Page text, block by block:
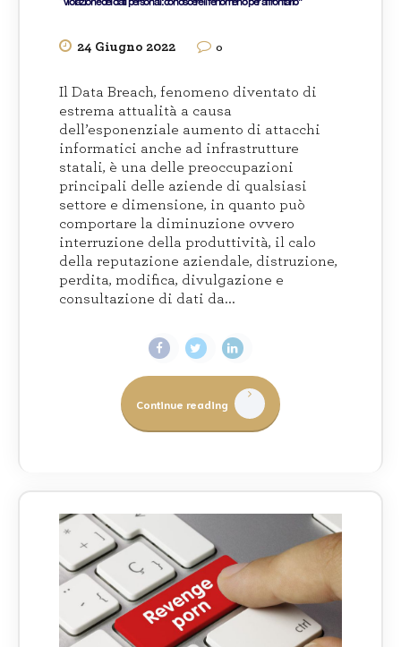
24 Giugno 2022 0
Il Data Breach, fenomeno diventato di
estrema attualità a causa
dell’esponenziale aumento di attacchi
informatici anche ad infrastrutture
statali, è una delle preoccupazioni
principali delle aziende di qualsiasi
settore e dimensione, in quanto può
comportare la diminuzione ovvero
interruzione della produttività, il calo
della reputazione aziendale, distruzione,
perdita, modifica, divulgazione e
consultazione di dati da...
Continue reading